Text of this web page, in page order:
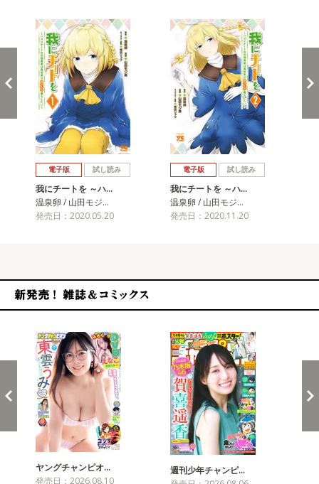
電子版 試し読み
我にチートを ～ハ…
温泉卵 / 山田モジ…
発売日：2020.05.20
電子版 試し読み
我にチートを ～ハ…
温泉卵 / 山田モジ…
発売日：2020.11.20
ヤングチャンピオ…
発売日：2026.08.10
週刊少年チャンピ…